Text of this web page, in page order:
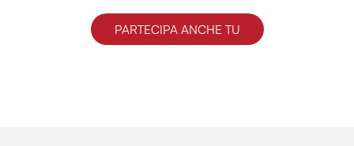
PARTECIPA ANCHE TU